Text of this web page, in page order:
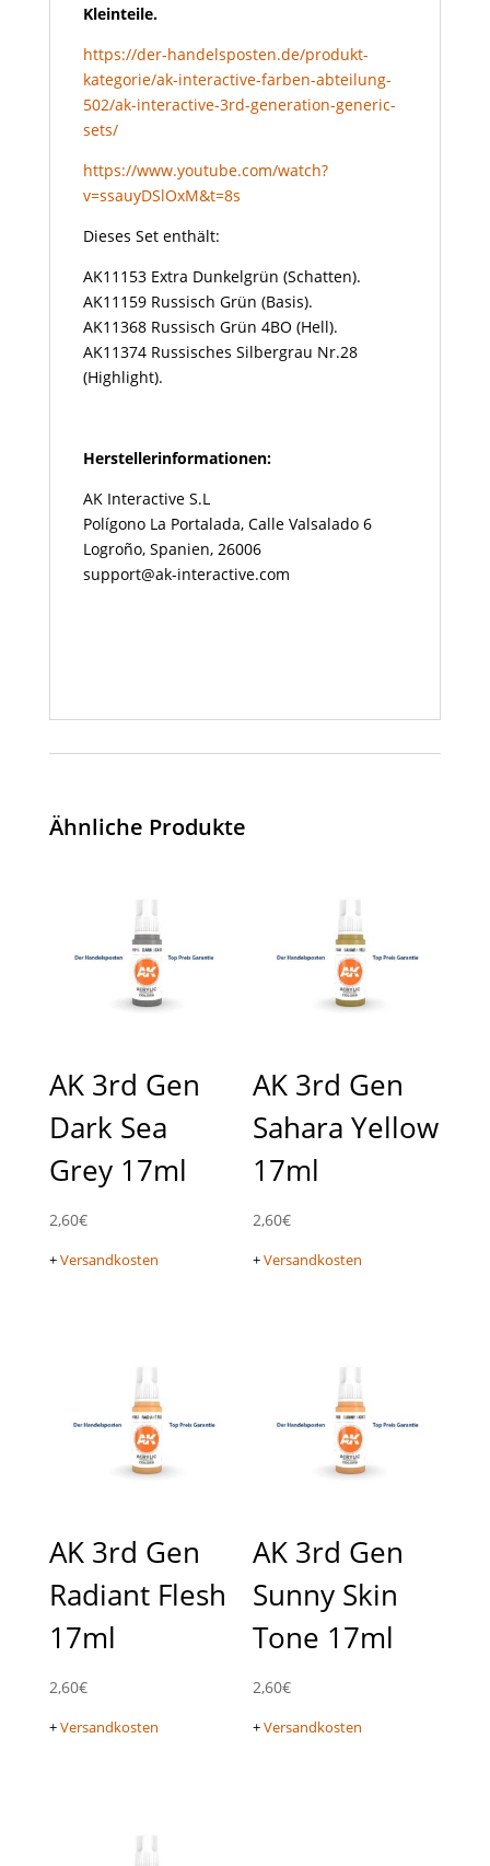
Kleinteile.
https://der-handelsposten.de/produkt-
kategorie/ak-interactive-farben-abteilung-
502/ak-interactive-3rd-generation-generic-
sets/
https://www.youtube.com/watch?
v=ssauyDSlOxM&t=8s
Dieses Set enthält:
AK11153 Extra Dunkelgrün (Schatten).
AK11159 Russisch Grün (Basis).
AK11368 Russisch Grün 4BO (Hell).
AK11374 Russisches Silbergrau Nr.28
(Highlight).
Herstellerinformationen:
AK Interactive S.L
Polígono La Portalada, Calle Valsalado 6
Logroño, Spanien, 26006
support@ak-interactive.com
Ähnliche Produkte
AK 3rd Gen
Dark Sea
Grey 17ml
2,60€
+Versandkosten
AK 3rd Gen
Sahara Yellow
17ml
2,60€
+Versandkosten
AK 3rd Gen
Radiant Flesh
17ml
2,60€
+Versandkosten
AK 3rd Gen
Sunny Skin
Tone 17ml
2,60€
+Versandkosten